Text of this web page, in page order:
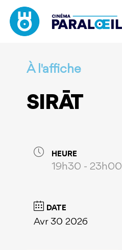
main
À l'affiche
SIRĀT
HEURE
19h30 - 23h00
DATE
Avr 30 2026